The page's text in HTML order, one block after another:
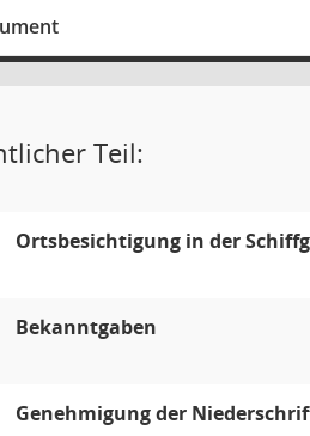
Teil:
Ortsbesichtigung in der
Bekanntgaben
Genehmigung der